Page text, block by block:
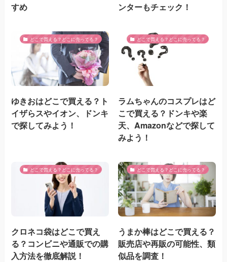
すめ
ンターもチェック！
どこで買える？どこに売ってる？
ゆきおはどこで買える？ト
イザらスやイオン、ドンキ
で探してみよう！
どこで買える？どこに売ってる？
ラムちゃんのコスプレはど
こで買える？ドンキや楽
天、Amazonなどで探して
みよう！
どこで買える？どこに売ってる？
クロネコ袋はどこで買え
る？コンビニや通販での購
入方法を徹底解説！
どこで買える？どこに売ってる？
うまか棒はどこで買える？
販売店や再販の可能性、類
似品を調査！